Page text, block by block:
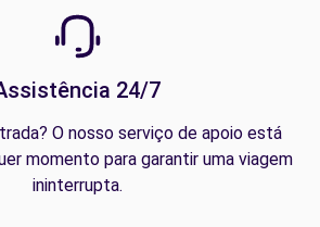
24/7
O nosso serviço de apoio está
momento para garantir uma viagem
ininterrupta.